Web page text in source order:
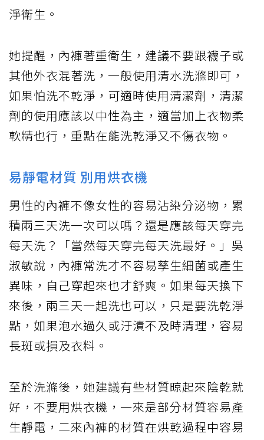
淨衛生。
她提醒，內褲著重衛生，建議不要跟襪子或
其他外衣混著洗，一般使用清水洗滌即可，
如果怕洗不乾淨，可適時使用清潔劑，清潔
劑的使用應該以中性為主，適當加上衣物柔
軟精也行，重點在能洗乾淨又不傷衣物。
易靜電材質 別用烘衣機
男性的內褲不像女性的容易沾染分泌物，累
積兩三天洗一次可以嗎？還是應該每天穿完
每天洗？「當然每天穿完每天洗最好。」吳
淑敏說，內褲常洗才不容易孳生細菌或產生
異味，自己穿起來也才舒爽。如果每天換下
來後，兩三天一起洗也可以，只是要洗乾淨
點，如果泡水過久或汙漬不及時清理，容易
長斑或損及衣料。
至於洗滌後，她建議有些材質晾起來陰乾就
好，不要用烘衣機，一來是部分材質容易產
生靜電，二來內褲的材質在烘乾過程中容易